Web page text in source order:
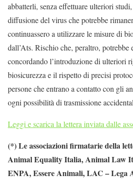
abbatterli, senza effettuare ulteriori
diffusione del virus che potrebbe
continuassero a utilizzare le misure di
dall’Ats. Rischio che, peraltro, potrebbe
concordando l’introduzione di ulteriori
biosicurezza e il rispetto di precisi
persone che entrano a contatto con gli
ogni possibilità di trasmissione
Leggi e scarica la lettera inviata dalle
(*) Le associazioni firmatarie della
Animal Equality Italia, Animal Law
ENPA, Essere Animali, LAC – Lega